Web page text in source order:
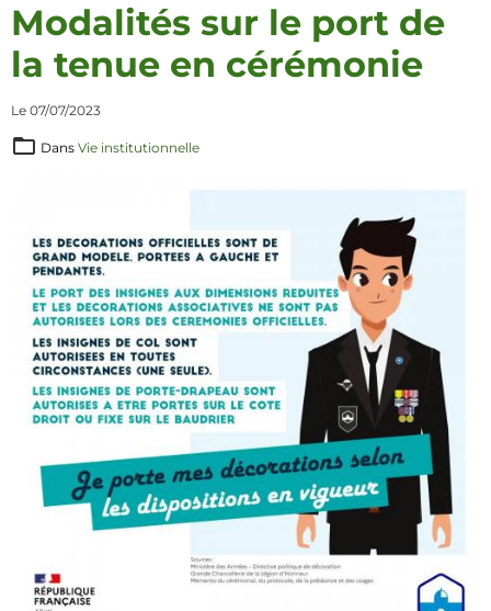
Modalités sur le port de
la tenue en cérémonie
Le 07/07/2023
Dans Vie institutionnelle